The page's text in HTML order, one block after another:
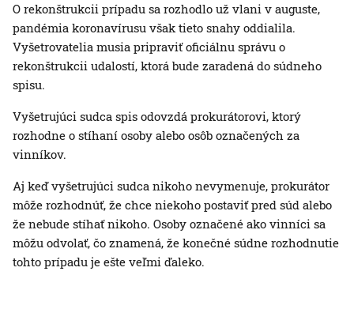
O rekonštrukcii prípadu sa rozhodlo už vlani v auguste,
pandémia koronavírusu však tieto snahy oddialila.
Vyšetrovatelia musia pripraviť oficiálnu správu o
rekonštrukcii udalostí, ktorá bude zaradená do súdneho
spisu.
Vyšetrujúci sudca spis odovzdá prokurátorovi, ktorý
rozhodne o stíhaní osoby alebo osôb označených za
vinníkov.
Aj keď vyšetrujúci sudca nikoho nevymenuje, prokurátor
môže rozhodnúť, že chce niekoho postaviť pred súd alebo
že nebude stíhať nikoho. Osoby označené ako vinníci sa
môžu odvolať, čo znamená, že konečné súdne rozhodnutie
tohto prípadu je ešte veľmi ďaleko.